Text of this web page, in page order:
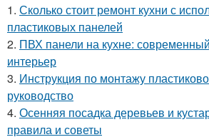
1. Сколько стоит ремонт кухни с
пластиковых панелей
2. ПВХ панели на кухне:
интерьер
3. Инструкция по монтажу
руководство
4. Осенняя посадка деревьев и
правила и советы